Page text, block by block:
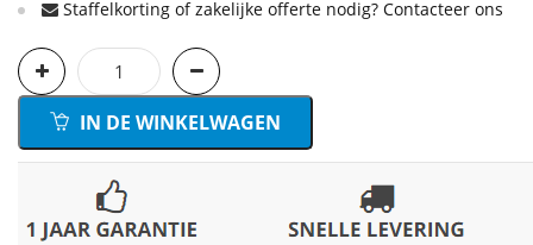
Staffelkorting of zakelijke offerte nodig? Contacteer ons
IN DE WINKELWAGEN